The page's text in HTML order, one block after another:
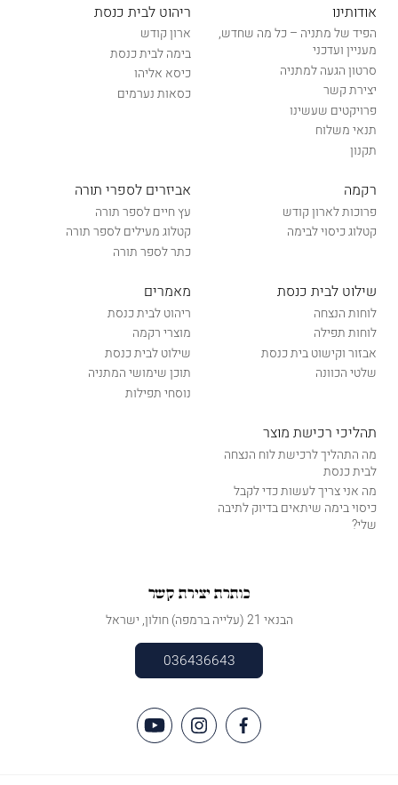
אודותינו
הפיד של מתניה – כל מה שחדש,
מעניין ועדכני
סרטון הגעה למתניה
יצירת קשר
פרויקטים שעשינו
תנאי משלוח
תקנון
ריהוט לבית כנסת
ארון קודש
בימה לבית כנסת
כיסא אליהו
כסאות נערמים
רקמה
פרוכות לארון קודש
קטלוג כיסוי לבימה
אביזרים לספרי תורה
עץ חיים לספר תורה
קטלוג מעילים לספר תורה
כתר לספר תורה
שילוט לבית כנסת
לוחות הנצחה
לוחות תפילה
אבזור וקישוט בית כנסת
שלטי הכוונה
מאמרים
ריהוט לבית כנסת
מוצרי רקמה
שילוט לבית כנסת
תוכן שימושי המתניה
נוסחי תפילות
תהליכי רכישת מוצר
מה התהליך לרכישת לוח הנצחה
לבית כנסת
מה אני צריך לעשות כדי לקבל
כיסוי בימה שיתאים בדיוק לתיבה
שלי?
כותרת יצירת קשר
הבנאי 21 (עלייה ברמפה) חולון, ישראל
036436643